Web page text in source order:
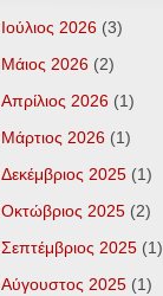
Ιούλιος 2026 (3)
Μάιος 2026 (2)
Απρίλιος 2026 (1)
Μάρτιος 2026 (1)
Δεκέμβριος 2025 (1)
Οκτώβριος 2025 (2)
Σεπτέμβριος 2025 (1)
Αύγουστος 2025 (1)